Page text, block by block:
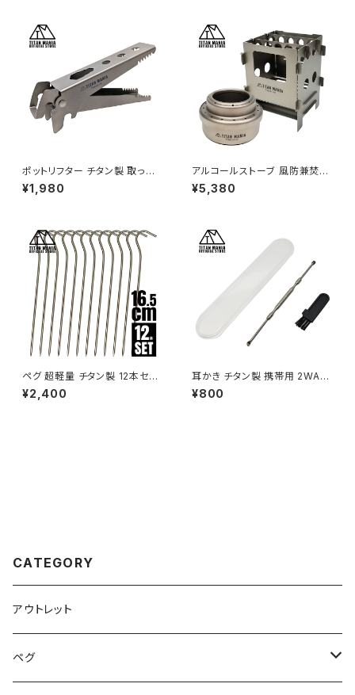
ポットリフター チタン製 取っ手
リフター トング 2WAY仕様 軽量
コンパクト ハンドル クッカーク
ンプ ソロキャンプ アウトドア用
品 キャンプ用品
¥1,980
アルコールストーブ 風防兼焚き
火台 セット チタン製 超軽量 折
りたたみ式 焚き火台 コンパクト
ーブ コンロ ソロキャンプ アウト
ドア キャンプ用品
¥5,380
ペグ 超軽量 チタン製 12本セッ
ト 16.5cm テントペグ ピンペグ
設営用具 ソロキャンプ BBQ バ
¥2,400
耳かき チタン製 携帯用 2WAY
スパイラル型 スプーン型 水洗い
可能 超軽量 頑丈 トラベルキット
¥800
CATEGORY
アウトレット
ペグ